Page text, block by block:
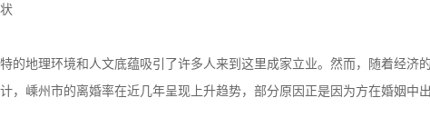
的地理环境和人文底蕴吸引了许多人来到这里成家立业。然而，随着经济
，嵊州市的离婚率在近几年呈现上升趋势，部分原因正是因为方在婚姻中出